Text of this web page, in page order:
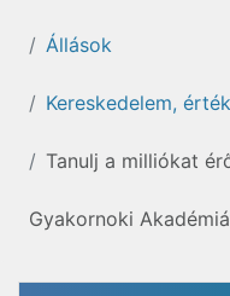
Állások
Kereskedelem,
Tanulj a milliókat
Gyakornoki